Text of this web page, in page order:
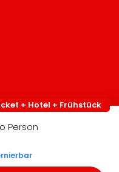
+ Hotel + Frühstück
Person